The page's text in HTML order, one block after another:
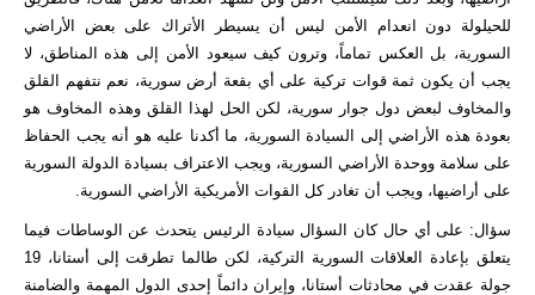
للحيلولة دون انعدام الأمن ليس أن يسيطر الأتراك على بعض الأراضي
السورية، بل العكس تماماً، وترون كيف سيعود الأمن إلى هذه المناطق، لا
يجب أن يكون ثمة قوات تركية على أي بقعة أرض سورية، نعم نتفهم القلق
والمخاوف لبعض دول جوار سورية، لكن الحل لهذا القلق وهذه المخاوف هو
بعودة هذه الأراضي إلى السيادة السورية، ما أكدنا عليه هو أنه يجب الحفاظ
على سلامة ووحدة الأراضي السورية، ويجب الاعتراف بسيادة الدولة السورية
على أراضيها، ويجب أن تغادر كل القوات الأمريكية الأراضي السورية.
سؤال: على أي حال كان السؤال سيادة الرئيس يتحدث عن الوساطات فيما
يتعلق بإعادة العلاقات السورية التركية، لكن طالما تطرقت إلى أستانا، 19
جولة عقدت في محادثات أستانا، وإيران دائماً إحدى الدول المهمة والضامنة